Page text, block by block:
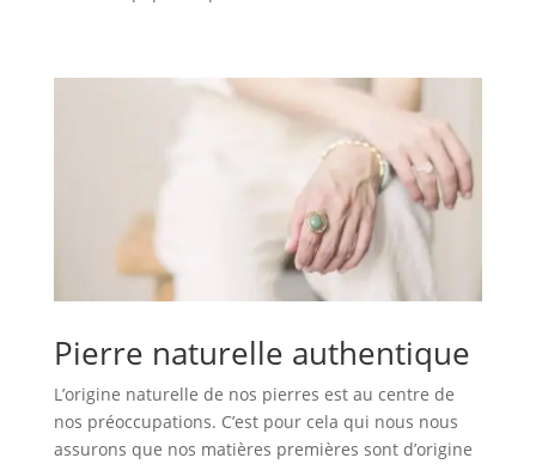
Pierre naturelle authentique
L’origine naturelle de nos pierres est au centre de
nos préoccupations. C’est pour cela qui nous nous
assurons que nos matières premières sont d’origine